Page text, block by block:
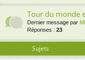
Tour du monde
Dernier message par
Réponses : 23
Sujets